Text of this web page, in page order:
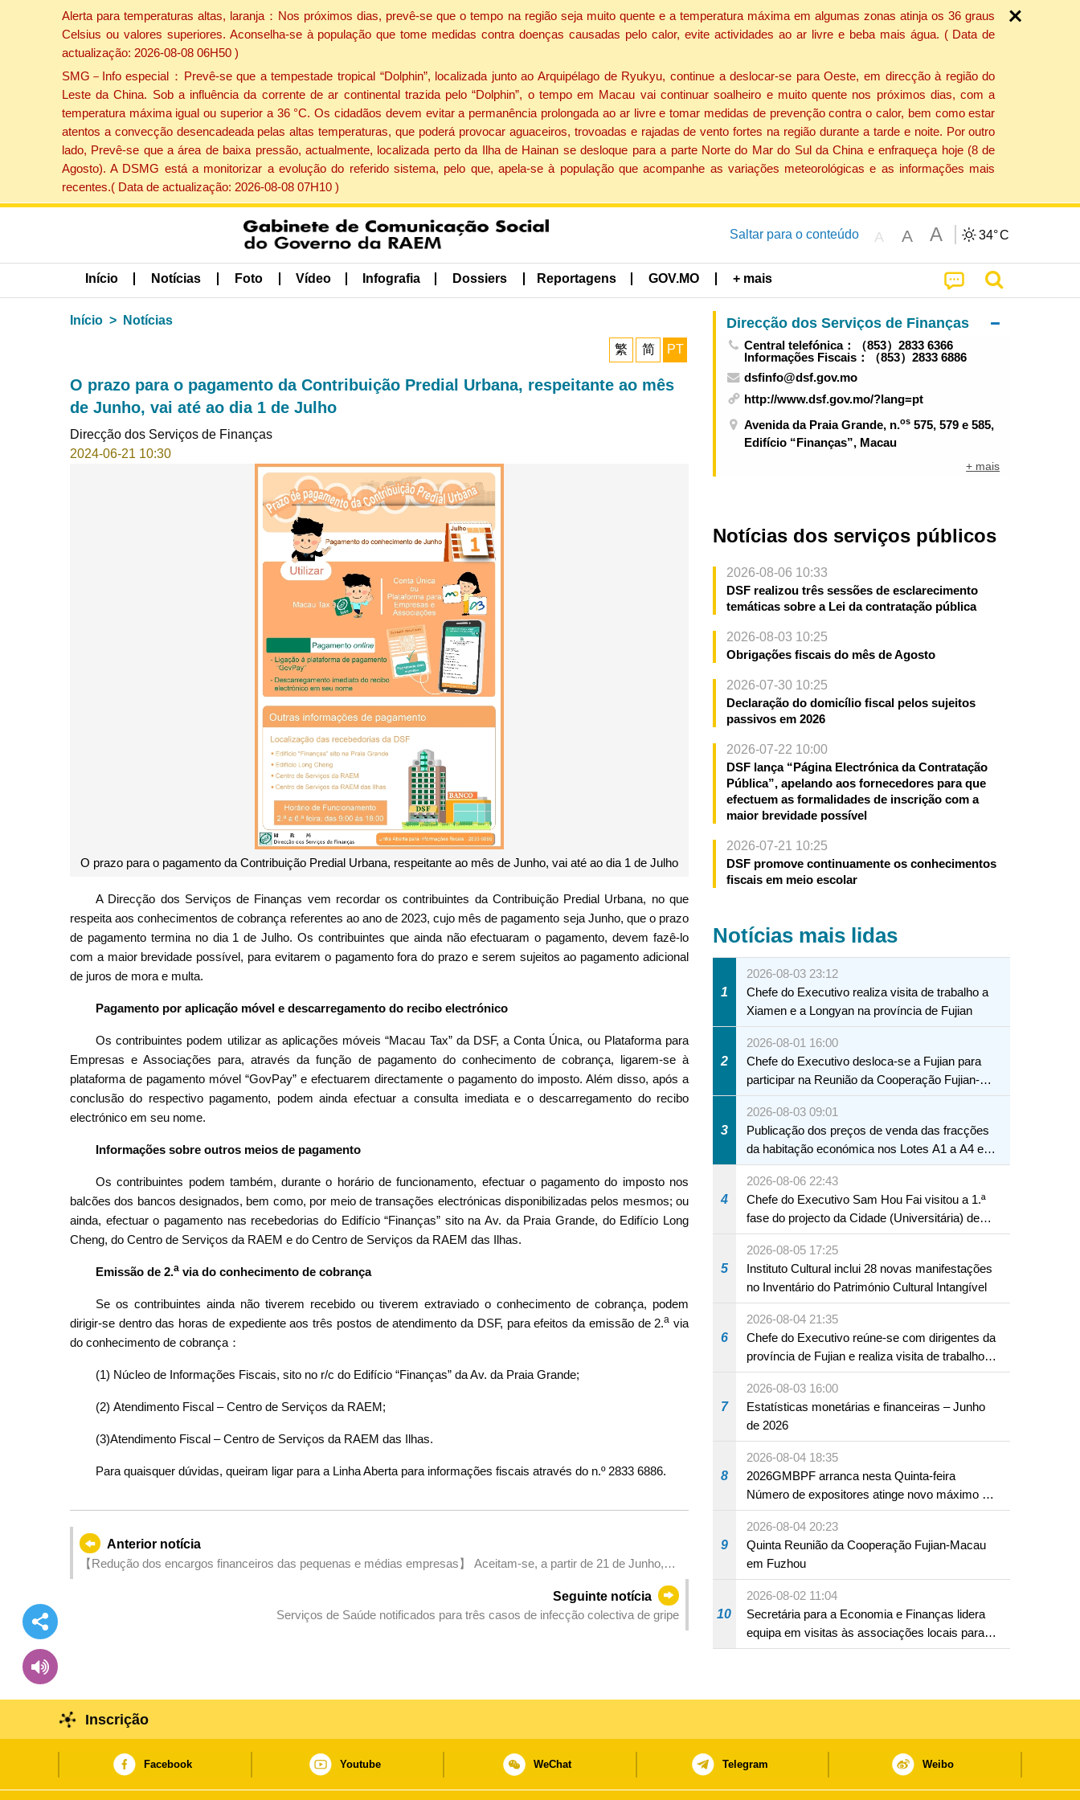
Alerta para temperaturas altas, laranja：Nos próximos dias, prevê-se que o tempo na região seja muito quente e a temperatura máxima em algumas zonas atinja os 36 graus
Celsius ou valores superiores. Aconselha-se à população que tome medidas contra doenças causadas pelo calor, evite actividades ao ar livre e beba mais água. ( Data de
actualização: 2026-08-08 06H50 )
SMG－Info especial：Prevê-se que a tempestade tropical “Dolphin”, localizada junto ao Arquipélago de Ryukyu, continue a deslocar-se para Oeste, em direcção à região do
Leste da China. Sob a influência da corrente de ar continental trazida pelo “Dolphin”, o tempo em Macau vai continuar soalheiro e muito quente nos próximos dias, com a
temperatura máxima igual ou superior a 36 °C. Os cidadãos devem evitar a permanência prolongada ao ar livre e tomar medidas de prevenção contra o calor, bem como estar
atentos a convecção desencadeada pelas altas temperaturas, que poderá provocar aguaceiros, trovoadas e rajadas de vento fortes na região durante a tarde e noite. Por outro
lado, Prevê-se que a área de baixa pressão, actualmente, localizada perto da Ilha de Hainan se desloque para a parte Norte do Mar do Sul da China e enfraqueça hoje (8 de
Agosto). A DSMG está a monitorizar a evolução do referido sistema, pelo que, apela-se à população que acompanhe as variações meteorológicas e as informações mais
recentes.( Data de actualização: 2026-08-08 07H10 )
Saltar para o conteúdo A A A 34°C
Início Notícias Foto Vídeo Infografia Dossiers Reportagens GOV.MO + mais
Início Notícias
繁 简 PT
O prazo para o pagamento da Contribuição Predial Urbana, respeitante ao mês
de Junho, vai até ao dia 1 de Julho
Direcção dos Serviços de Finanças
2024-06-21 10:30
O prazo para o pagamento da Contribuição Predial Urbana, respeitante ao mês de Junho, vai até ao dia 1 de Julho
A Direcção dos Serviços de Finanças vem recordar os contribuintes da Contribuição Predial Urbana, no que
respeita aos conhecimentos de cobrança referentes ao ano de 2023, cujo mês de pagamento seja Junho, que o prazo
de pagamento termina no dia 1 de Julho. Os contribuintes que ainda não efectuaram o pagamento, devem fazê-lo
com a maior brevidade possível, para evitarem o pagamento fora do prazo e serem sujeitos ao pagamento adicional
de juros de mora e multa.
Pagamento por aplicação móvel e descarregamento do recibo electrónico
Os contribuintes podem utilizar as aplicações móveis “Macau Tax” da DSF, a Conta Única, ou Plataforma para
Empresas e Associações para, através da função de pagamento do conhecimento de cobrança, ligarem-se à
plataforma de pagamento móvel “GovPay” e efectuarem directamente o pagamento do imposto. Além disso, após a
conclusão do respectivo pagamento, podem ainda efectuar a consulta imediata e o descarregamento do recibo
electrónico em seu nome.
Informações sobre outros meios de pagamento
Os contribuintes podem também, durante o horário de funcionamento, efectuar o pagamento do imposto nos
balcões dos bancos designados, bem como, por meio de transações electrónicas disponibilizadas pelos mesmos; ou
ainda, efectuar o pagamento nas recebedorias do Edifício “Finanças” sito na Av. da Praia Grande, do Edifício Long
Cheng, do Centro de Serviços da RAEM e do Centro de Serviços da RAEM das Ilhas.
Emissão de 2.a via do conhecimento de cobrança
Se os contribuintes ainda não tiverem recebido ou tiverem extraviado o conhecimento de cobrança, podem
dirigir-se dentro das horas de expediente aos três postos de atendimento da DSF, para efeitos da emissão de 2.a via
do conhecimento de cobrança：
(1) Núcleo de Informações Fiscais, sito no r/c do Edifício “Finanças” da Av. da Praia Grande;
(2) Atendimento Fiscal – Centro de Serviços da RAEM;
(3)Atendimento Fiscal – Centro de Serviços da RAEM das Ilhas.
Para quaisquer dúvidas, queiram ligar para a Linha Aberta para informações fiscais através do n.º 2833 6886.
Anterior notícia
【Redução dos encargos financeiros das pequenas e médias empresas】 Aceitam-se, a partir de 21 de Junho,
Seguinte notícia
Serviços de Saúde notificados para três casos de infecção colectiva de gripe
Direcção dos Serviços de Finanças
Central telefónica：（853）2833 6366
Informações Fiscais：（853）2833 6886
dsfinfo@dsf.gov.mo
http://www.dsf.gov.mo/?lang=pt
Avenida da Praia Grande, n.os 575, 579 e 585,
Edifício “Finanças”, Macau
+ mais
Notícias dos serviços públicos
2026-08-06 10:33
DSF realizou três sessões de esclarecimento
temáticas sobre a Lei da contratação pública
2026-08-03 10:25
Obrigações fiscais do mês de Agosto
2026-07-30 10:25
Declaração do domicílio fiscal pelos sujeitos
passivos em 2026
2026-07-22 10:00
DSF lança “Página Electrónica da Contratação
Pública”, apelando aos fornecedores para que
efectuem as formalidades de inscrição com a
maior brevidade possível
2026-07-21 10:25
DSF promove continuamente os conhecimentos
fiscais em meio escolar
Notícias mais lidas
1
2026-08-03 23:12
Chefe do Executivo realiza visita de trabalho a
Xiamen e a Longyan na província de Fujian
2
2026-08-01 16:00
Chefe do Executivo desloca-se a Fujian para
participar na Reunião da Cooperação Fujian-
Macau
3
2026-08-03 09:01
Publicação dos preços de venda das fracções
da habitação económica nos Lotes A1 a A4 e
A12 da Zona A dos Novos Aterros
4
2026-08-06 22:43
Chefe do Executivo Sam Hou Fai visitou a 1.ª
fase do projecto da Cidade (Universitária) de
Educação Internacional de Macau e Hengqin
5
2026-08-05 17:25
Instituto Cultural inclui 28 novas manifestações
no Inventário do Património Cultural Intangível
6
2026-08-04 21:35
Chefe do Executivo reúne-se com dirigentes da
província de Fujian e realiza visita de trabalho
em Fuzhou
7
2026-08-03 16:00
Estatísticas monetárias e financeiras – Junho
de 2026
8
2026-08-04 18:35
2026GMBPF arranca nesta Quinta-feira
Número de expositores atinge novo máximo em
18 anos
9
2026-08-04 20:23
Quinta Reunião da Cooperação Fujian-Macau
em Fuzhou
10
2026-08-02 11:04
Secretária para a Economia e Finanças lidera
equipa em visitas às associações locais para
consolidar consensos e promover os trabalhos
Inscrição
Facebook Youtube WeChat Telegram Weibo